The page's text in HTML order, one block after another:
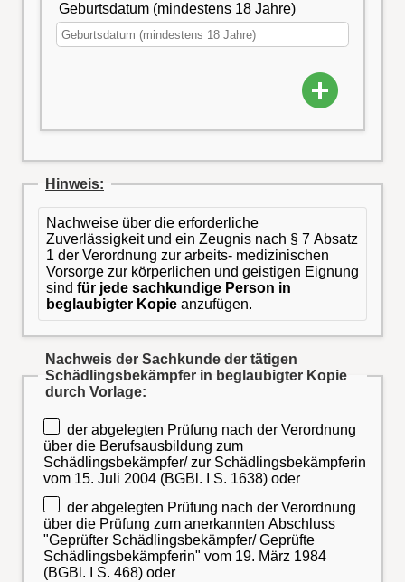
Geburtsdatum (mindestens 18 Jahre)
Hinweis:
Nachweise über die erforderliche
Zuverlässigkeit und ein Zeugnis nach § 7 Absatz
1 der Verordnung zur arbeits- medizinischen
Vorsorge zur körperlichen und geistigen Eignung
sind für jede sachkundige Person in
beglaubigter Kopie anzufügen.
Nachweis der Sachkunde der tätigen
Schädlingsbekämpfer in beglaubigter Kopie
durch Vorlage:
der abgelegten Prüfung nach der Verordnung
über die Berufsausbildung zum
Schädlingsbekämpfer/ zur Schädlingsbekämpferin
vom 15. Juli 2004 (BGBl. I S. 1638) oder
der abgelegten Prüfung nach der Verordnung
über die Prüfung zum anerkannten Abschluss
"Geprüfter Schädlingsbekämpfer/ Geprüfte
Schädlingsbekämpferin" vom 19. März 1984
(BGBl. I S. 468) oder